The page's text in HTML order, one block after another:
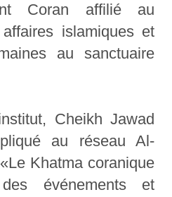
Coran affilié au
islamiques et
au sanctuaire
Cheikh Jawad
au réseau Al-
Khatma coranique
événements et